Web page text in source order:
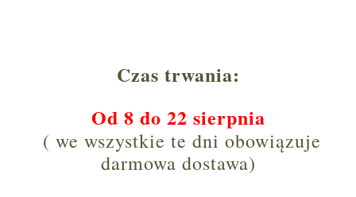
Czas trwania:
Od 8 do 22 sierpnia
( we wszystkie te dni obowiązuje
darmowa dostawa)